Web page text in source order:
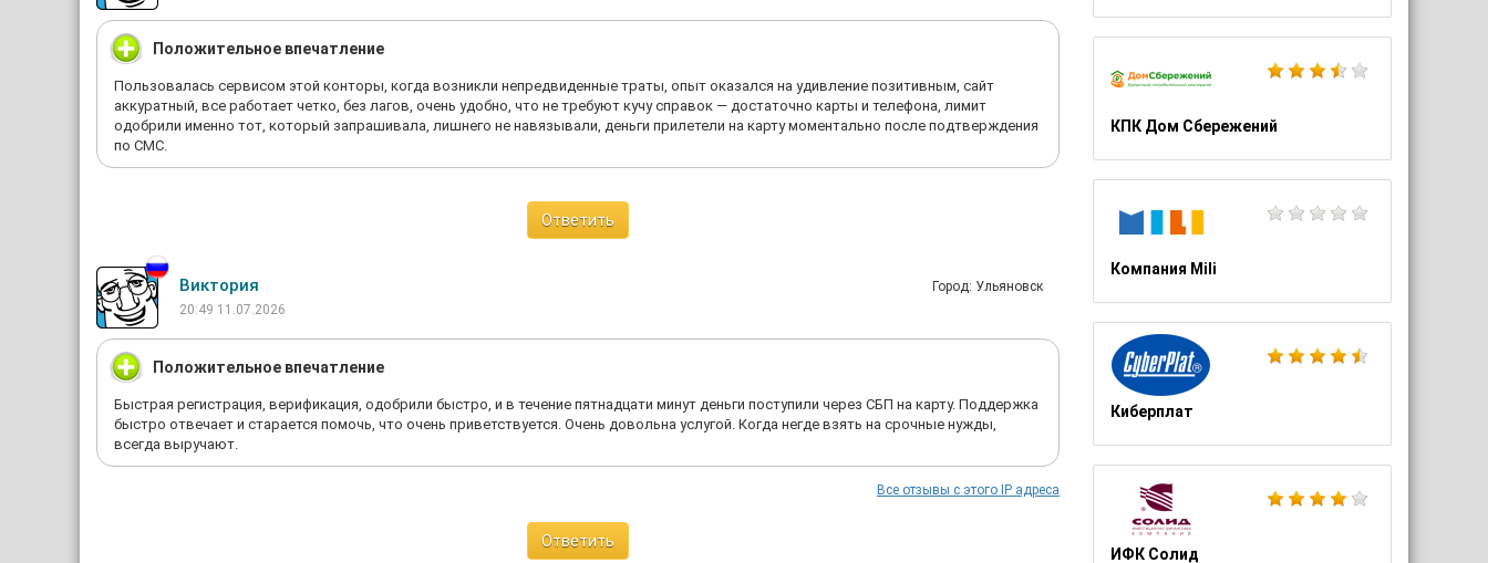
КПК Дом Сбережений
Компания Mili
Киберплат
ИФК Солид
Положительное впечатление
Пользовалась сервисом этой конторы, когда возникли непредвиденные траты, опыт оказался на удивление позитивным, сайт
аккуратный, все работает четко, без лагов, очень удобно, что не требуют кучу справок — достаточно карты и телефона, лимит
одобрили именно тот, который запрашивала, лишнего не навязывали, деньги прилетели на карту моментально после подтверждения
по СМС.
Ответить
Виктория
Город: Ульяновск
20:49 11.07.2026
Положительное впечатление
Быстрая регистрация, верификация, одобрили быстро, и в течение пятнадцати минут деньги поступили через СБП на карту. Поддержка
быстро отвечает и старается помочь, что очень приветствуется. Очень довольна услугой. Когда негде взять на срочные нужды,
всегда выручают.
Все отзывы с этого IP адреса
Ответить